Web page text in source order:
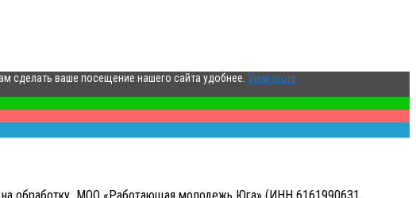
сделать ваше посещение нашего сайта удобнее. View more